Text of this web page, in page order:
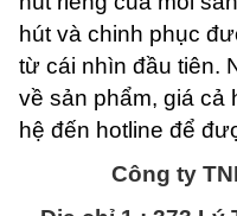
hút và chinh phục
từ cái nhìn đầu tiên.
về sản phẩm, giá cả
hệ đến hotline để
Công ty